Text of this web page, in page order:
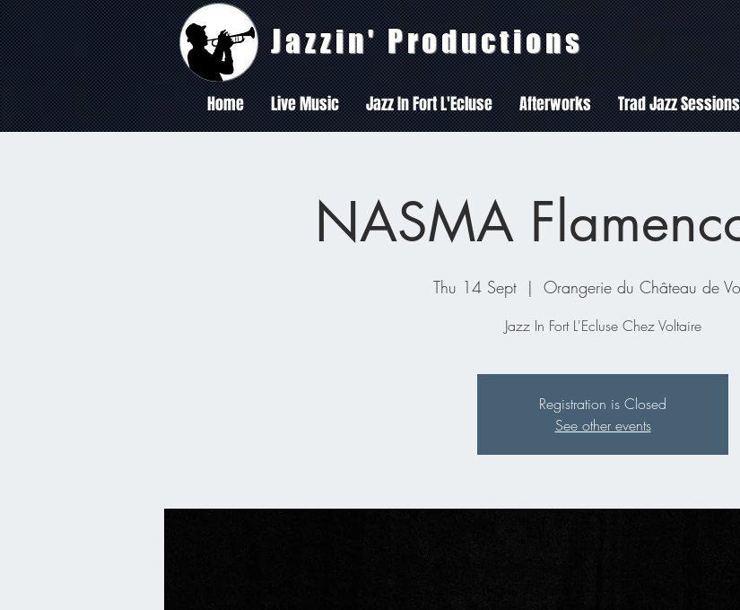
Jazzin' Productions
Home Live Music Jazz In Fort L'Ecluse Afterworks Trad Jazz Sessions
NASMA
Thu 14 Sept
  |
Orangerie du Château de
Jazz In Fort L'Ecluse Chez Voltaire
Registration is Closed
See other events